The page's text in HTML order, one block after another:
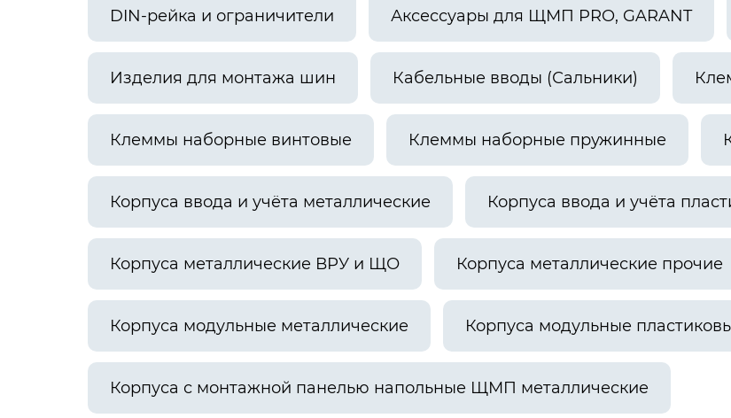
DIN-рейка и ограничители Аксессуары для ЩМП PRO, GARANT
Изделия для монтажа шин Кабельные вводы (Сальники)
Клеммы наборные винтовые Клеммы наборные пружинные
Корпуса ввода и учёта металлические Корпуса ввода и учёта
Корпуса металлические ВРУ и ЩО Корпуса металлические прочие
Корпуса модульные металлические Корпуса модульные
Корпуса с монтажной панелью напольные ЩМП металлические